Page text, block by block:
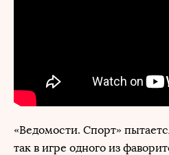
«Ведомости. Спорт»
так в игре одного из